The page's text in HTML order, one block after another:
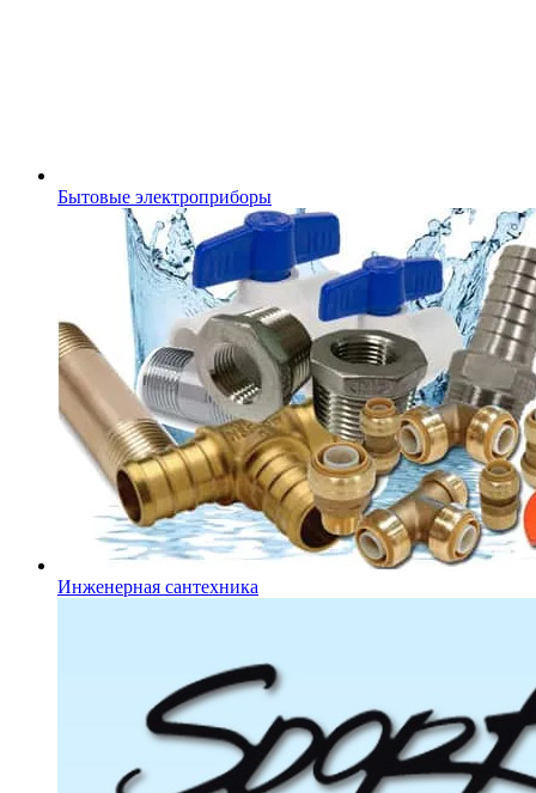
Бытовые электроприборы
Инженерная сантехника